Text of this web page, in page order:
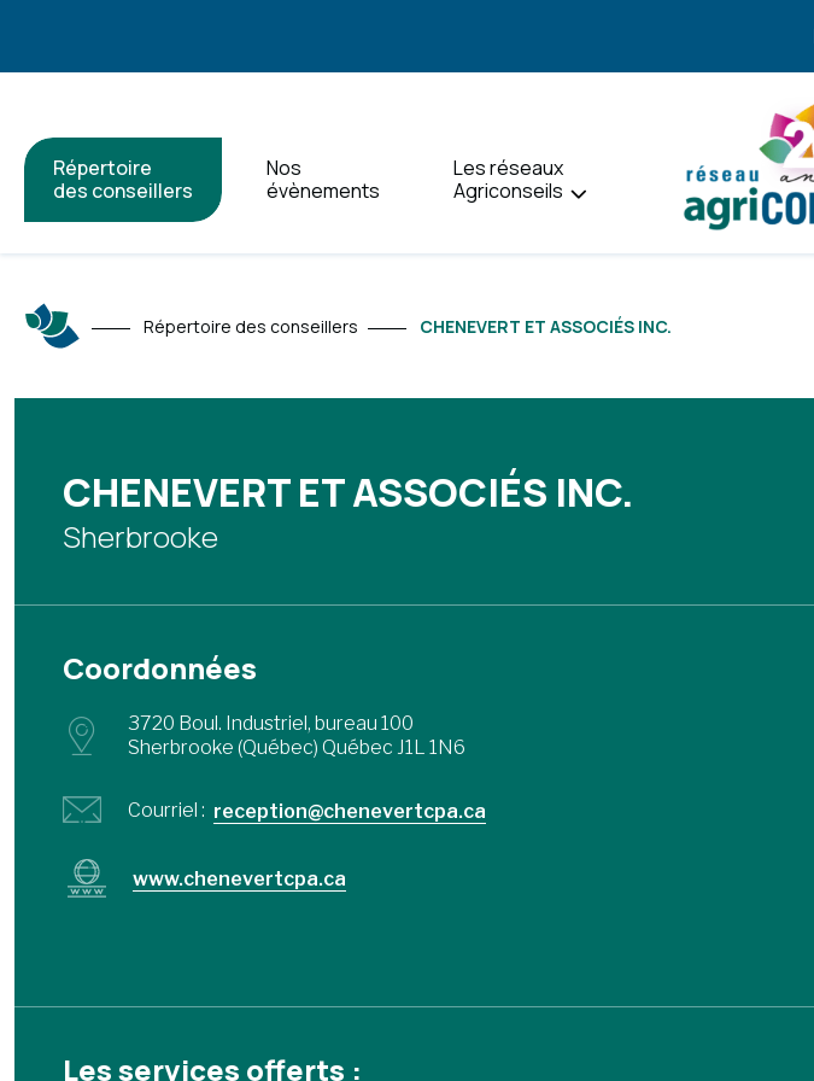
Répertoire
des conseillers
Nos
évènements
Les réseaux
Agriconseils
Répertoire des conseillers CHENEVERT ET ASSOCIÉS INC.
CHENEVERT ET ASSOCIÉS INC.
Sherbrooke
Coordonnées
3720 Boul. Industriel, bureau 100
Sherbrooke (Québec) Québec J1L 1N6
Courriel : reception@chenevertcpa.ca
www.chenevertcpa.ca
Les services offerts :